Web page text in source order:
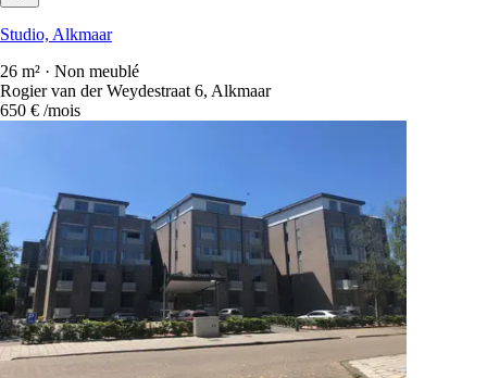
Studio, Alkmaar
26 m² · Non meublé
Rogier van der Weydestraat 6, Alkmaar
650 € /mois